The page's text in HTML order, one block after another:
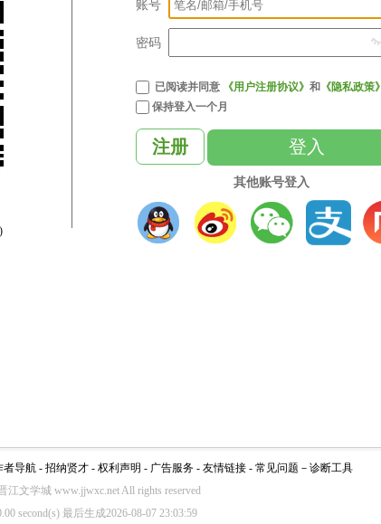
账号
密码
已阅读并同意 《用户注册协议》 和
《隐私政策》
保持登入一个月
注册 登入
其他账号登入
者导航 - 招纳贤才 - 权利声明 - 广告服务 - 友情链接 - 常见问题 － 诊断工具
江文学城 www.jjwxc.net All rights reserved
second(s) 最后生成2026-08-07 23:03:59